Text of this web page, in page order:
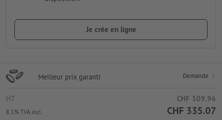
Je crée en ligne
Meilleur prix garanti Demande
HT CHF 309.96
8.1% TVA incl. CHF 335.07